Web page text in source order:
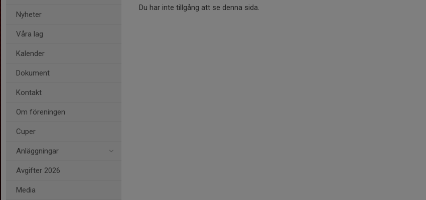
Nyheter
Våra lag
Kalender
Dokument
Kontakt
Om föreningen
Cuper
Anläggningar
Avgifter 2026
Media
Du har inte tillgång att se denna sida.